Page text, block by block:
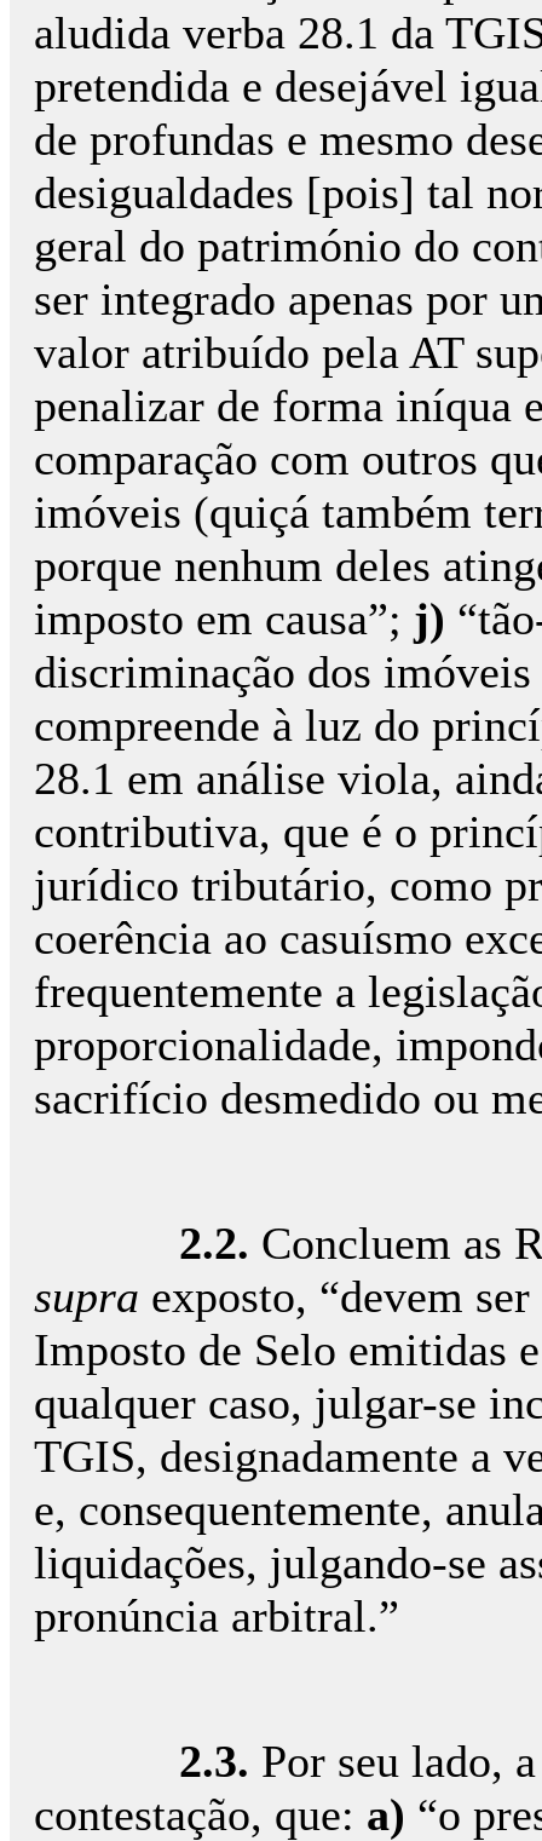
aludida verba 28.1 da
pretendida e desejável
de profundas e mesmo
desigualdades [pois] tal
geral do património do
ser integrado apenas por
valor atribuído pela AT
penalizar de forma iníqua
comparação com outros
imóveis (quiçá também
porque nenhum deles
imposto em causa”; j)
discriminação dos
compreende à luz do
28.1 em análise viola,
contributiva, que é o
jurídico tributário, como
coerência ao casuísmo
frequentemente a
proporcionalidade,
sacrifício desmedido ou
2.2. Concluem as
supra exposto, “devem
Imposto de Selo emitidas
qualquer caso, julgar-se
TGIS, designadamente a
e, consequentemente,
liquidações, julgando-se
pronúncia arbitral.”
2.3. Por seu lado,
contestação, que: a) “o